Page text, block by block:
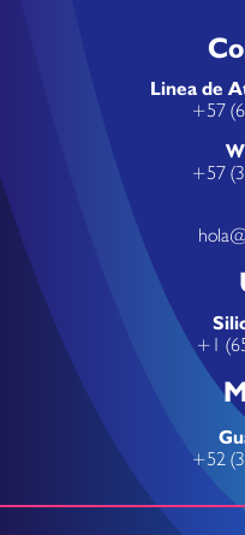
Linea de
+57
+57
+1
+52